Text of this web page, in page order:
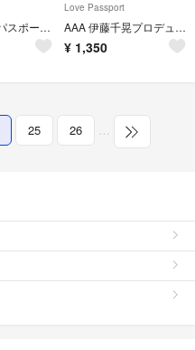
［香水］ラブパスポート イット
Love Passport
AAA 伊藤千晃プロデュース オールドパルファム
¥ 1,350
25 26 …